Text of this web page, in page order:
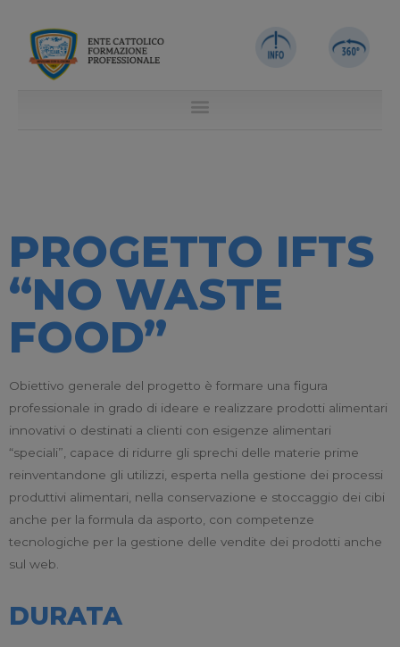
PROGETTO IFTS
“NO WASTE
FOOD”
Obiettivo generale del progetto è formare una figura
professionale in grado di ideare e realizzare prodotti alimentari
innovativi o destinati a clienti con esigenze alimentari
“speciali”, capace di ridurre gli sprechi delle materie prime
reinventandone gli utilizzi, esperta nella gestione dei processi
produttivi alimentari, nella conservazione e stoccaggio dei cibi
anche per la formula da asporto, con competenze
tecnologiche per la gestione delle vendite dei prodotti anche
sul web.
DURATA